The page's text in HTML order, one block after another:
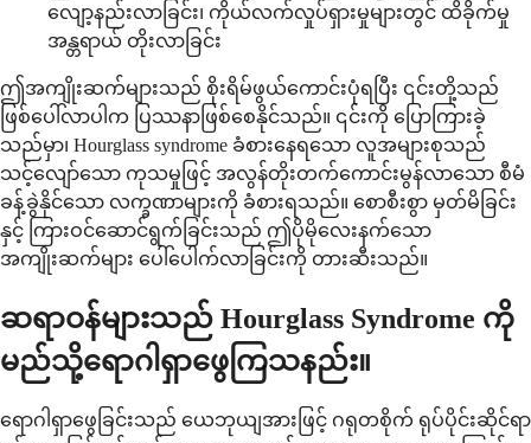
လျော့နည်းလာခြင်း၊ ကိုယ်လက်လှုပ်ရှားမှုများတွင် ထိခိုက်မှု
အန္တရာယ် တိုးလာခြင်း
ဤအကျိုးဆက်များသည် စိုးရိမ်ဖွယ်ကောင်းပုံရပြီး ၎င်းတို့သည်
ဖြစ်ပေါ်လာပါက ပြဿနာဖြစ်စေနိုင်သည်။ ၎င်းကို ပြောကြားခဲ့
သည်မှာ၊ Hourglass syndrome ခံစားနေရသော လူအများစုသည်
သင့်လျော်သော ကုသမှုဖြင့် အလွန်တိုးတက်ကောင်းမွန်လာသော စီမံ
ခန့်ခွဲနိုင်သော လက္ခဏာများကို ခံစားရသည်။ စောစီးစွာ မှတ်မိခြင်း
နှင့် ကြားဝင်ဆောင်ရွက်ခြင်းသည် ဤပိုမိုလေးနက်သော
အကျိုးဆက်များ ပေါ်ပေါက်လာခြင်းကို တားဆီးသည်။
ဆရာဝန်များသည် Hourglass Syndrome ကို
မည်သို့ရောဂါရှာဖွေကြသနည်း။
ရောဂါရှာဖွေခြင်းသည် ယေဘုယျအားဖြင့် ဂရုတစိုက် ရုပ်ပိုင်းဆိုင်ရာ